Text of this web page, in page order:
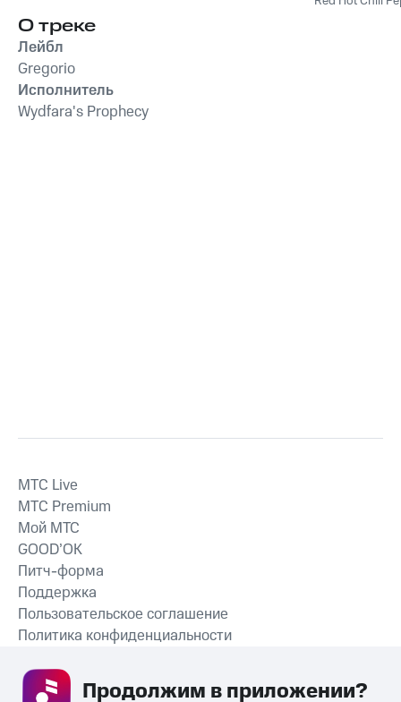
О треке
Лейбл
Gregorio
Исполнитель
Wydfara's Prophecy
СКАЧАТЬ ПРИЛОЖЕНИЕ
MTС Live
MTС Premium
Мой МТС
GOOD’OK
Питч-форма
Поддержка
Пользовательское соглашение
Политика конфиденциальности